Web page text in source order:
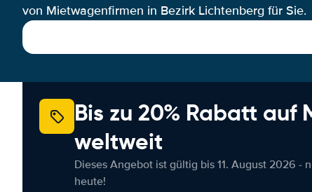
von Mietwagenfirmen in Bezirk Lichtenberg für Sie.
Bis zu 20% Rabatt auf
weltweit
Dieses Angebot ist gültig bis 11. August 2026 -
heute!